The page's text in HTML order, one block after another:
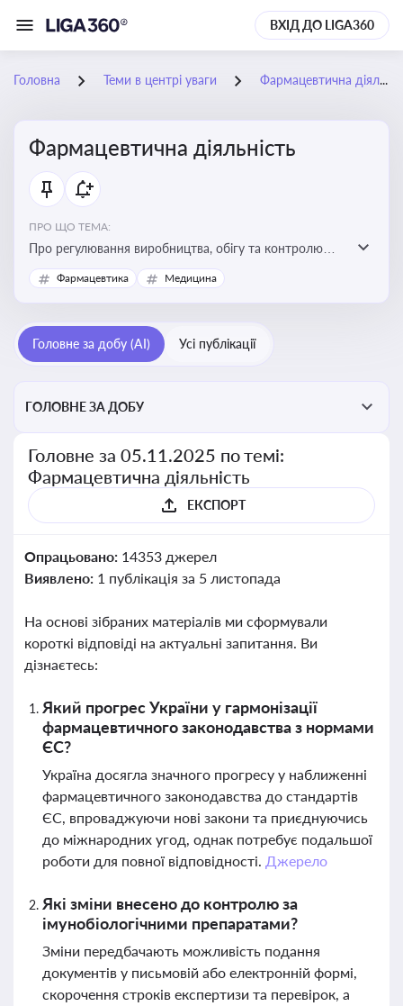
ВХІД ДО LIGA360
Головна Теми в центрі уваги Фармацевтична діяльність
Фармацевтична діяльність
ПРО ЩО ТЕМА:
Про регулювання виробництва, обігу та контролю
лікарських засобів для легальної роботи компаній та
аптек, з дотриманням стандартів якості та безпеки
Фармацевтика Медицина
Головне за добу (AI) Усі публікації
ГОЛОВНЕ ЗА ДОБУ
Головне за 05.11.2025 по темі:
Фармацевтична діяльність
ЕКСПОРТ
Опрацьовано: 14353 джерел
Виявлено: 1 публікація за 5 листопада
На основі зібраних матеріалів ми сформували
короткі відповіді на актуальні запитання. Ви
дізнаєтесь:
Який прогрес України у гармонізації
фармацевтичного законодавства з нормами
ЄС?
Україна досягла значного прогресу у наближенні
фармацевтичного законодавства до стандартів
ЄС, впроваджуючи нові закони та приєднуючись
до міжнародних угод, однак потребує подальшої
роботи для повної відповідності. Джерело
Які зміни внесено до контролю за
імунобіологічними препаратами?
Зміни передбачають можливість подання
документів у письмовій або електронній формі,
скорочення строків експертизи та перевірок, а